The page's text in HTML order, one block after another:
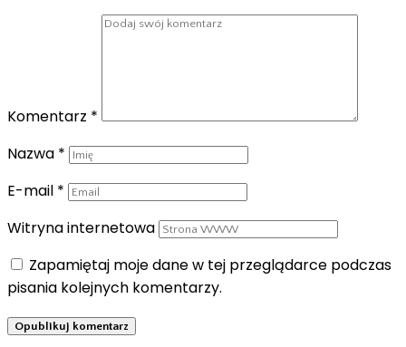
Komentarz *
Nazwa *
E-mail *
Witryna internetowa
Zapamiętaj moje dane w tej przeglądarce podczas
pisania kolejnych komentarzy.